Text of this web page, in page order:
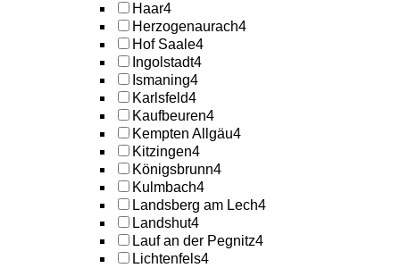
Haar4
Herzogenaurach4
Hof Saale4
Ingolstadt4
Ismaning4
Karlsfeld4
Kaufbeuren4
Kempten Allgäu4
Kitzingen4
Königsbrunn4
Kulmbach4
Landsberg am Lech4
Landshut4
Lauf an der Pegnitz4
Lichtenfels4